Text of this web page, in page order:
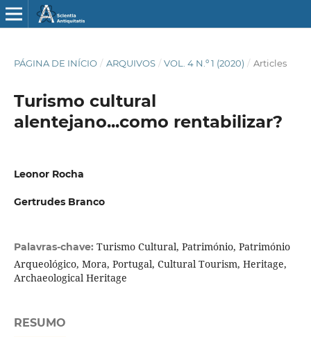
PÁGINA DE INÍCIO / ARQUIVOS / VOL. 4 N.º 1 (2020) / Articles
Turismo cultural
alentejano...como rentabilizar?
Leonor Rocha
Gertrudes Branco
Palavras-chave: Turismo Cultural, Património, Património
Arqueológico, Mora, Portugal, Cultural Tourism, Heritage,
Archaeological Heritage
RESUMO